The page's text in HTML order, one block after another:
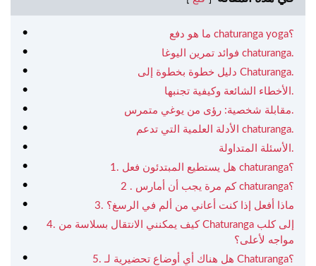
ما هو دفع chaturanga yoga؟
فوائد تمرين اليوغا chaturanga.
دليل خطوة بخطوة إلى Chaturanga.
الأخطاء الشائعة وكيفية تجنبها.
مقابلة شخصية: رؤى من يوغي متمرس.
الأدلة العلمية التي تدعم chaturanga.
الأسئلة المتداولة.
1. هل يستطيع المبتدئون فعل chaturanga؟
2 . كم مرة يجب أن أمارس chaturanga؟
3. ماذا أفعل إذا كنت أعاني من ألم في الرسغ؟
4. كيف يمكنني الانتقال بسلاسة من Chaturanga إلى كلب
مواجه لأعلى؟
5. هل هناك أي أوضاع تحضيرية لـ Chaturanga؟